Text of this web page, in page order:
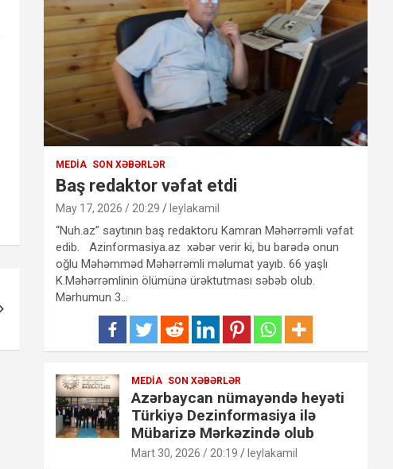
MEDIA SON XƏBƏRLƏR
Baş redaktor vəfat etdi
May 17, 2026 / 20:29 leylakamil
“Nuh.az” saytının baş redaktoru Kamran Məhərrəmli vəfat
edib. Azinformasiya.az xəbər verir ki, bu barədə onun
oğlu Məhəmməd Məhərrəmli məlumat yayıb. 66 yaşlı
K.Məhərrəmlinin ölümünə ürəktutması səbəb olub.
Mərhumun 3…
MEDIA SON XƏBƏRLƏR
Azərbaycan nümayəndə heyəti
Türkiyə Dezinformasiya ilə
Mübarizə Mərkəzində olub
Mart 30, 2026 / 20:19 leylakamil